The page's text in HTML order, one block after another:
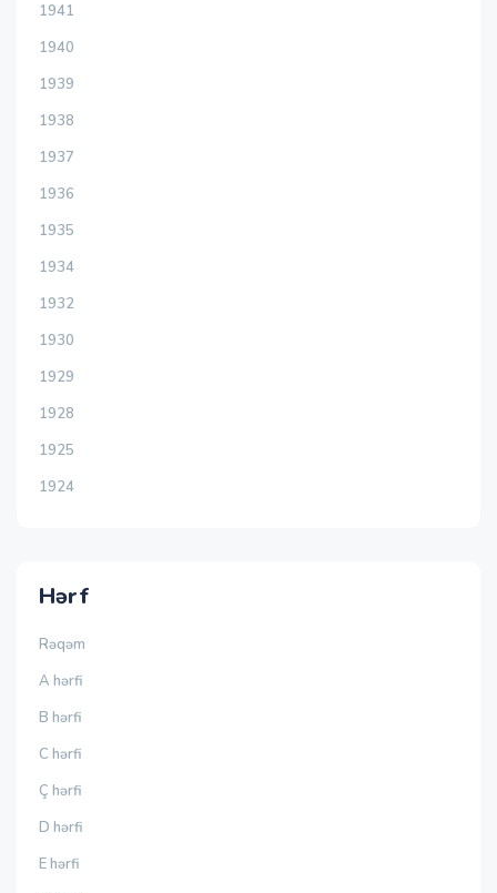
1941
1940
1939
1938
1937
1936
1935
1934
1932
1930
1929
1928
1925
1924
Hərf
Rəqəm
A hərfi
B hərfi
C hərfi
Ç hərfi
D hərfi
E hərfi